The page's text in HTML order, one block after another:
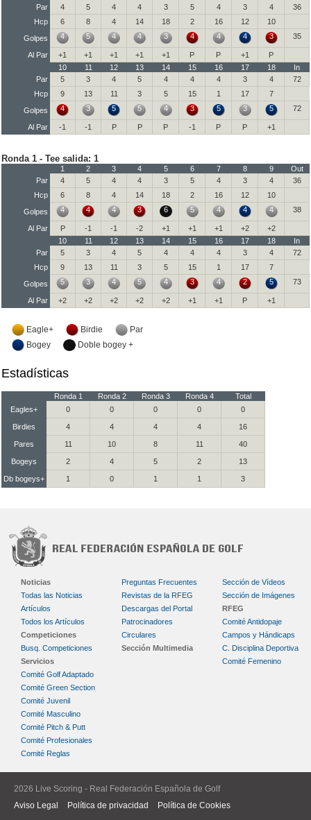
Par
4 5 4 4 3 5 4 3 4
36
Hcp
6 8 4 14 18 2 16 12
10
Golpes
4 5 4 4 3 4 4 4 3 35
Al Par +1 +1 +1 +1 +1 P P +1
P
10
11 12 13 14 15 16 17 18
In
Par
5 3 4 5 4 4 4 3 4
72
Hcp
9 13 11 3 5 15 1 17
7
Golpes
4 3 5 5 4 3 5 3 5 72
Al Par -1 -1 P P P -1 P P +1
Ronda 1 - Tee salida: 1
1 2 3 4 5 6 7 8 9
Out
Par
4 5 4 4 3 5 4 3 4
36
Hcp
6 8 4 14 18 2 16 12
10
Golpes
4 4 4 3 6 5 4 4 4 38
Al Par P -1 -1 -2 +1 +1 +1 +2
+2
10
11 12 13 14 15 16 17 18
In
Par
5 3 4 5 4 4 4 3 4
72
Hcp
9 13 11 3 5 15 1 17
7
Golpes
5 3 4 5 4 3 4 2 5 73
Al Par +2 +2 +2 +2 +2 +1 +1 P +1
Eagle+ Birdie
Par
Bogey
Doble bogey +
Estadísticas
Ronda 1 Ronda 2 Ronda 3 Ronda 4
Total
Eagles+
0 0 0 0 0
Birdies 4 4 4 4 16
Pares 11 10 8 11 40
Bogeys 2 4 5 2 13
Db bogeys+ 1 0 1 1 3
Noticias
Todas las Noticias
Artículos
Todos los Artículos
Competiciones
Busq. Competiciones
Servicios
Preguntas Frecuentes
Revistas de la RFEG
Descargas del Portal
Patrocinadores
Circulares
Sección Multimedia
Sección de Vídeos
Sección de Imágenes
RFEG
Comité Antidopaje
Campos y Hándicaps
C. Disciplina Deportiva
Comité Femenino
Comité Golf Adaptado
Comité Green Section
Comité Juvenil
Comité Masculino
Comité Pitch & Putt
Comité Profesionales
Comité Reglas
2026 Live Scoring - Real Federación Española de Golf
Aviso Legal
Política de privacidad Política de Cookies